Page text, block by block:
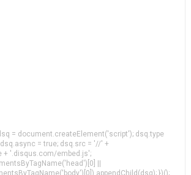
= document.createElement('script'); dsq.type
= true; dsq.src = '//' +
+ '.disqus.com/embed.js';
||
})();